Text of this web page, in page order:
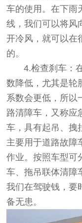
车的使用。在下雨
线，我们可以将风
开冷风，就可以在
的。
4.检查刹车：在
数降低，尤其是轮
系数会更低，所以
路清障车，又称应
车，具有起吊、拽
主要用于道路故障
作业。按照车型可
车、拖吊联体清障
我们在驾驶钱，要
备无患。